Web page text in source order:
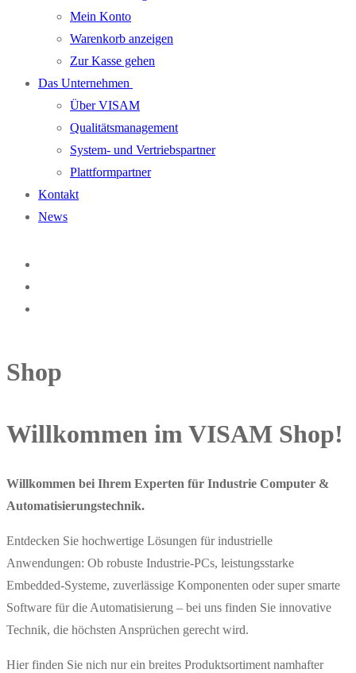
Mein Konto
Warenkorb anzeigen
Zur Kasse gehen
Das Unternehmen
Über VISAM
Qualitätsmanagement
System- und Vertriebspartner
Plattformpartner
Kontakt
News
Shop
Willkommen im VISAM Shop!
Willkommen bei Ihrem Experten für Industrie Computer &
Automatisierungstechnik.
Entdecken Sie hochwertige Lösungen für industrielle
Anwendungen: Ob robuste Industrie-PCs, leistungsstarke
Embedded-Systeme, zuverlässige Komponenten oder super smarte
Software für die Automatisierung – bei uns finden Sie innovative
Technik, die höchsten Ansprüchen gerecht wird.
Hier finden Sie nich nur ein breites Produktsortiment namhafter